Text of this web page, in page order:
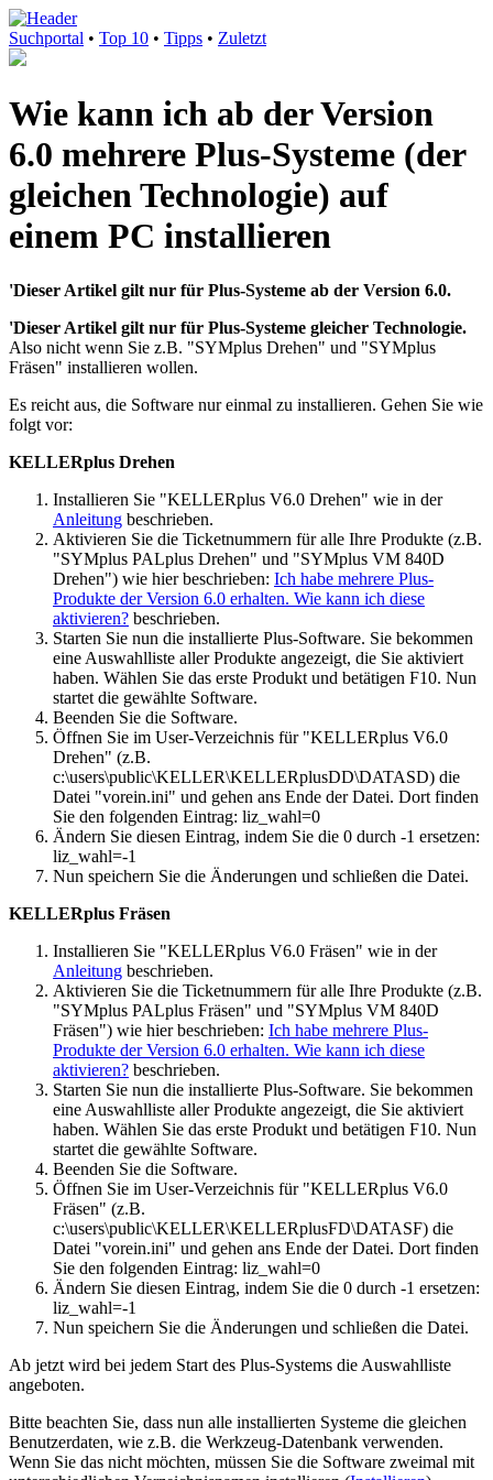
Suchportal • Top 10 • Tipps • Zuletzt
Wie kann ich ab der Version
6.0 mehrere Plus-Systeme (der
gleichen Technologie) auf
einem PC installieren
'Dieser Artikel gilt nur für Plus-Systeme ab der Version 6.0.
'Dieser Artikel gilt nur für Plus-Systeme gleicher Technologie.
Also nicht wenn Sie z.B. "SYMplus Drehen" und "SYMplus
Fräsen" installieren wollen.
Es reicht aus, die Software nur einmal zu installieren. Gehen Sie wie
folgt vor:
KELLERplus Drehen
Installieren Sie "KELLERplus V6.0 Drehen" wie in der
Anleitung beschrieben.
Aktivieren Sie die Ticketnummern für alle Ihre Produkte (z.B.
"SYMplus PALplus Drehen" und "SYMplus VM 840D
Drehen") wie hier beschrieben: Ich habe mehrere Plus-
Produkte der Version 6.0 erhalten. Wie kann ich diese
aktivieren? beschrieben.
Starten Sie nun die installierte Plus-Software. Sie bekommen
eine Auswahlliste aller Produkte angezeigt, die Sie aktiviert
haben. Wählen Sie das erste Produkt und betätigen F10. Nun
startet die gewählte Software.
Beenden Sie die Software.
Öffnen Sie im User-Verzeichnis für "KELLERplus V6.0
Drehen" (z.B.
c:\users\public\KELLER\KELLERplusDD\DATASD) die
Datei "vorein.ini" und gehen ans Ende der Datei. Dort finden
Sie den folgenden Eintrag: liz_wahl=0
Ändern Sie diesen Eintrag, indem Sie die 0 durch -1 ersetzen:
liz_wahl=-1
Nun speichern Sie die Änderungen und schließen die Datei.
KELLERplus Fräsen
Installieren Sie "KELLERplus V6.0 Fräsen" wie in der
Anleitung beschrieben.
Aktivieren Sie die Ticketnummern für alle Ihre Produkte (z.B.
"SYMplus PALplus Fräsen" und "SYMplus VM 840D
Fräsen") wie hier beschrieben: Ich habe mehrere Plus-
Produkte der Version 6.0 erhalten. Wie kann ich diese
aktivieren? beschrieben.
Starten Sie nun die installierte Plus-Software. Sie bekommen
eine Auswahlliste aller Produkte angezeigt, die Sie aktiviert
haben. Wählen Sie das erste Produkt und betätigen F10. Nun
startet die gewählte Software.
Beenden Sie die Software.
Öffnen Sie im User-Verzeichnis für "KELLERplus V6.0
Fräsen" (z.B.
c:\users\public\KELLER\KELLERplusFD\DATASF) die
Datei "vorein.ini" und gehen ans Ende der Datei. Dort finden
Sie den folgenden Eintrag: liz_wahl=0
Ändern Sie diesen Eintrag, indem Sie die 0 durch -1 ersetzen:
liz_wahl=-1
Nun speichern Sie die Änderungen und schließen die Datei.
Ab jetzt wird bei jedem Start des Plus-Systems die Auswahlliste
angeboten.
Bitte beachten Sie, dass nun alle installierten Systeme die gleichen
Benutzerdaten, wie z.B. die Werkzeug-Datenbank verwenden.
Wenn Sie das nicht möchten, müssen Sie die Software zweimal mit